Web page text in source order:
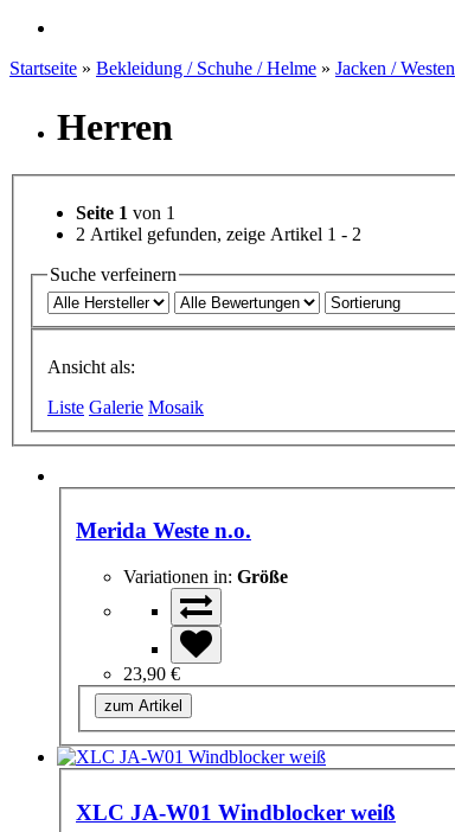
Startseite » Bekleidung / Schuhe / Helme » Jacken / Westen
Herren
Seite 1 von 1
2 Artikel gefunden, zeige Artikel 1 - 2
Suche verfeinern
Ansicht als:
Liste Galerie Mosaik
Merida Weste n.o.
Variationen in: Größe
23,90 €
zum Artikel
XLC JA-W01 Windblocker weiß